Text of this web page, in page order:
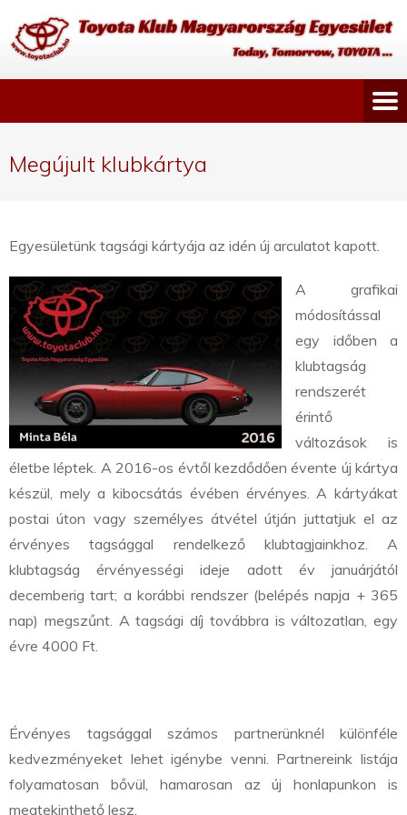
Megújult klubkártya
Egyesületünk tagsági kártyája az idén új arculatot kapott.
A grafikai
módosítással
egy időben a
klubtagság
rendszerét
érintő
változások is
életbe léptek. A 2016-os évtől kezdődően évente új kártya
készül, mely a kibocsátás évében érvényes. A kártyákat
postai úton vagy személyes átvétel útján juttatjuk el az
érvényes tagsággal rendelkező klubtagjainkhoz. A
klubtagság érvényességi ideje adott év januárjától
decemberig tart; a korábbi rendszer (belépés napja + 365
nap) megszűnt. A tagsági díj továbbra is változatlan, egy
évre 4000 Ft.
Érvényes tagsággal számos partnerünknél különféle
kedvezményeket lehet igénybe venni. Partnereink listája
folyamatosan bővül, hamarosan az új honlapunkon is
megtekinthető lesz.